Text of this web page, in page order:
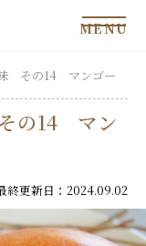
MENU
その14 マンゴー
の14 マン
終更新日：2024.09.02